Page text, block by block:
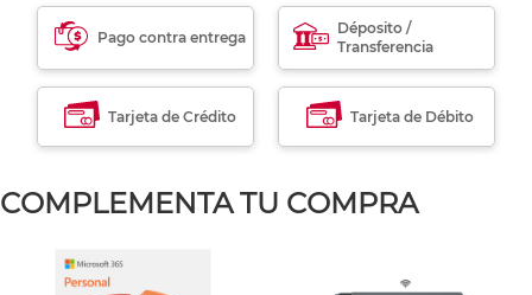
Pago contra entrega
Déposito /
Transferencia
Tarjeta de Crédito Tarjeta de Débito
COMPLEMENTA TU COMPRA